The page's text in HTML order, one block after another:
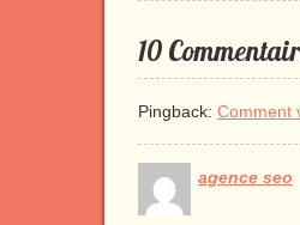
10
Pingback: Comment
agence seo